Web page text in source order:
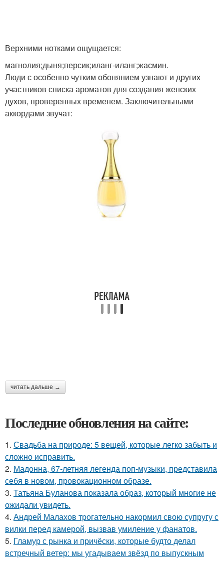
Верхними нотками ощущается:
магнолия;дыня;персик;иланг-иланг;жасмин.
Люди с особенно чутким обонянием узнают и других
участников списка ароматов для создания женских
духов, проверенных временем. Заключительными
аккордами звучат:
читать дальше →
Последние обновления на сайте:
1. Свадьба на природе: 5 вещей, которые легко забыть и
сложно исправить.
2. Мадонна, 67-летняя легенда поп-музыки, представила
себя в новом, провокационном образе.
3. Татьяна Буланова показала образ, который многие не
ожидали увидеть.
4. Андрей Малахов трогательно накормил свою супругу с
вилки перед камерой, вызвав умиление у фанатов.
5. Гламур с рынка и причёски, которые будто делал
встречный ветер: мы угадываем звёзд по выпускным